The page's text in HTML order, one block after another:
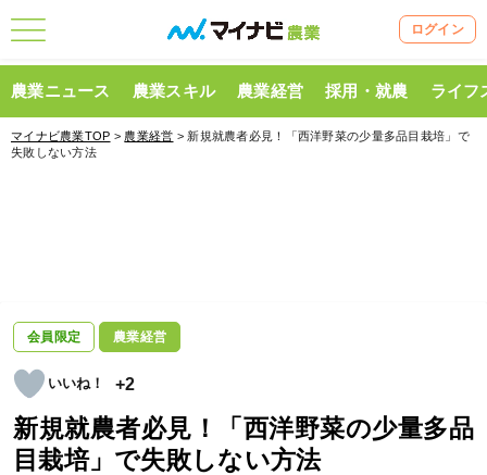
ログイン
農業ニュース 農業スキル 農業経営 採用・就農 ライフ
マイナビ農業TOP > 農業経営 > 新規就農者必見！「西洋野菜の少量多品目栽培」で
失敗しない方法
会員限定 農業経営
+2
新規就農者必見！「西洋野菜の少量多品
目栽培」で失敗しない方法